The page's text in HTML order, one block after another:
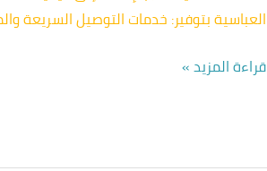
العباسية بتوفير: خدمات التوصيل السريعة
قراءة المزيد »